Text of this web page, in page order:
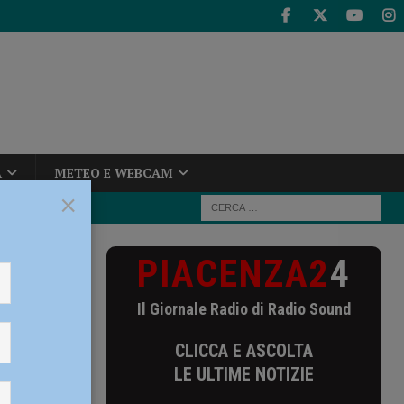
METEO E WEBCAM
PIACENZA24
Il Giornale Radio di Radio Sound
CLICCA E ASCOLTA
LE ULTIME NOTIZIE
×